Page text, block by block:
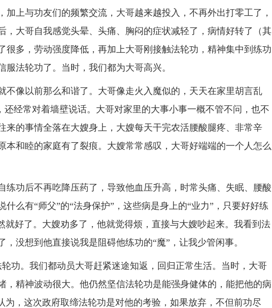
加上与功友们的频繁交流，大哥越来越投入，不再外出打零工了，
，大哥自我感觉头晕、头痛、胸闷的症状减轻了，病情好转了（其
很多，劳动强度降低，再加上大哥刚接触法轮功，精神集中到练功
法轮功了。当时，我们都为大哥高兴。
像以前那么和谐了。大哥像走火入魔似的，天天在家里胡言乱
还经常对着墙壁说话。大哥对家里的大事小事一概不管不问，也不
来的事情全落在大嫂身上，大嫂每天干完农活腰酸腿疼、非常辛
本和睦的家庭有了裂痕。大嫂常常感叹，大哥好端端的一个人怎么
功后不再吃降压药了，导致他血压升高，时常头痛、失眠、腰酸
么有“师父”的“法身保护”，这些病是身上的“业力”，只要好好练
就好了。大嫂劝多了，他就觉得烦，直接与大嫂吵起来。我看到法
没想到他直接说我是阻碍他练功的“魔”，让我少管闲事。
。我们都动员大哥赶紧迷途知返，回归正常生活。当时，大哥
，精神波动很大。他仍然坚信法轮功是能强身健体的，能把他的病
为，这次政府取缔法轮功是对他的考验，如果放弃，不但前功尽